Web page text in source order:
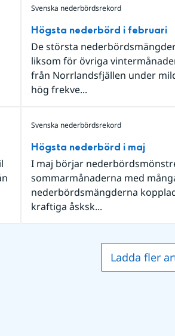
Svenska nederbördsrekord
Högsta nederbörd i februari
De största
liksom för övriga
från Norrlandsfjällen under
hög frekve...
Svenska nederbördsrekord
Högsta nederbörd i maj
I maj börjar
sommarmånaderna med
nederbördsmängderna
kraftiga åsksk...
Ladda fler